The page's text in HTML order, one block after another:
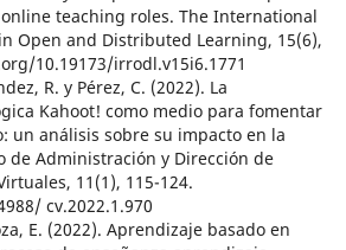
teaching roles. The International
Open and Distributed Learning, 15(6),
10.19173/irrodl.v15i6.1771
R. y Pérez, C. (2022). La
Kahoot! como medio para fomentar
un análisis sobre su impacto en la
de Administración y Dirección de
11(1), 115-124.
cv.2022.1.970
E. (2022). Aprendizaje basado en